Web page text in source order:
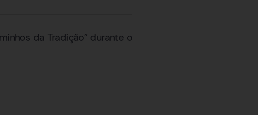
da Tradição” durante o